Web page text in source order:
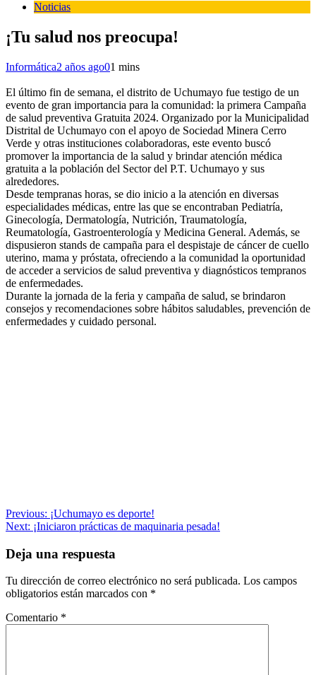
Noticias
¡Tu salud nos preocupa!
Informática2 años ago01 mins
El último fin de semana, el distrito de Uchumayo fue testigo de un
evento de gran importancia para la comunidad: la primera Campaña
de salud preventiva Gratuita 2024. Organizado por la Municipalidad
Distrital de Uchumayo con el apoyo de Sociedad Minera Cerro
Verde y otras instituciones colaboradoras, este evento buscó
promover la importancia de la salud y brindar atención médica
gratuita a la población del Sector del P.T. Uchumayo y sus
alrededores.
Desde tempranas horas, se dio inicio a la atención en diversas
especialidades médicas, entre las que se encontraban Pediatría,
Ginecología, Dermatología, Nutrición, Traumatología,
Reumatología, Gastroenterología y Medicina General. Además, se
dispusieron stands de campaña para el despistaje de cáncer de cuello
uterino, mama y próstata, ofreciendo a la comunidad la oportunidad
de acceder a servicios de salud preventiva y diagnósticos tempranos
de enfermedades.
Durante la jornada de la feria y campaña de salud, se brindaron
consejos y recomendaciones sobre hábitos saludables, prevención de
enfermedades y cuidado personal.
Navegación
de
entradas
Previous: ¡Uchumayo es deporte!
Next: ¡Iniciaron prácticas de maquinaria pesada!
Deja una respuesta
Tu dirección de correo electrónico no será publicada. Los campos
obligatorios están marcados con *
Comentario *